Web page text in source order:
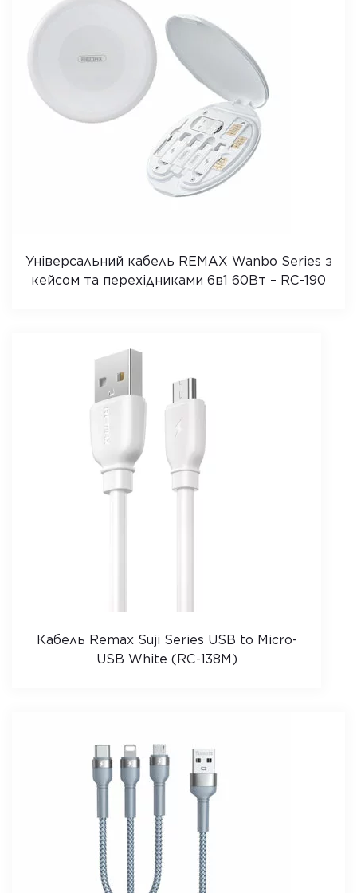
Універсальний кабель REMAX Wanbo Series з
кейсом та перехідниками 6в1 60Вт – RC-190
Кабель Remax Suji Series USB to Micro-
USB White (RC-138M)